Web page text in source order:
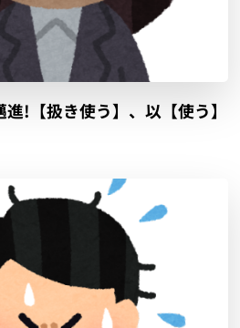
!【扱き使う】、以【使う】